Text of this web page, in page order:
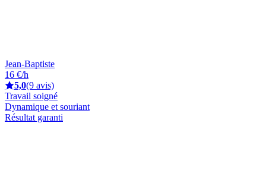
Jean-Baptiste
16 €/h
5,0(9 avis)
Travail soigné
Dynamique et souriant
Résultat garanti